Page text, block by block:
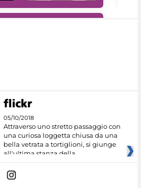
05/10/2018
Attraverso uno stretto passaggio con
una curiosa loggetta chiusa da una
bella vetrata a tortiglioni, si giunge
all'ultima stanza della